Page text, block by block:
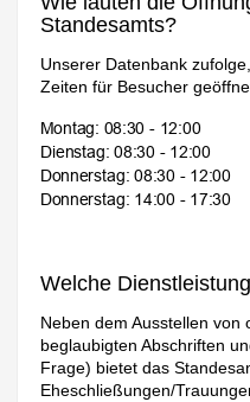
Standesamts?
Unserer Datenbank
Zeiten für Besucher
Welche
Neben dem Ausstellen von
beglaubigten Abschriften
Frage) bietet das
Eheschließungen/